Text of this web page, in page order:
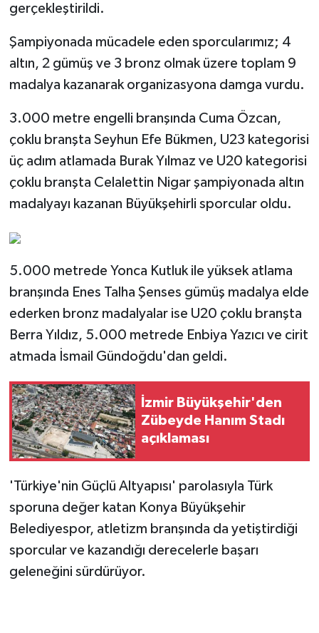
gerçekleştirildi.
Şampiyonada mücadele eden sporcularımız; 4
altın, 2 gümüş ve 3 bronz olmak üzere toplam 9
madalya kazanarak organizasyona damga vurdu.
3.000 metre engelli branşında Cuma Özcan,
çoklu branşta Seyhun Efe Bükmen, U23 kategorisi
üç adım atlamada Burak Yılmaz ve U20 kategorisi
çoklu branşta Celalettin Nigar şampiyonada altın
madalyayı kazanan Büyükşehirli sporcular oldu.
5.000 metrede Yonca Kutluk ile yüksek atlama
branşında Enes Talha Şenses gümüş madalya elde
ederken bronz madalyalar ise U20 çoklu branşta
Berra Yıldız, 5.000 metrede Enbiya Yazıcı ve cirit
atmada İsmail Gündoğdu'dan geldi.
İzmir Büyükşehir'den
Zübeyde Hanım Stadı
açıklaması
'Türkiye'nin Güçlü Altyapısı' parolasıyla Türk
sporuna değer katan Konya Büyükşehir
Belediyespor, atletizm branşında da yetiştirdiği
sporcular ve kazandığı derecelerle başarı
geleneğini sürdürüyor.